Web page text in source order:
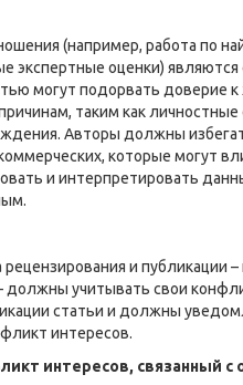
(например, работа по
экспертные оценки)
могут подорвать доверие
таким как
Авторы должны
которые могут
и интерпретировать
рецензирования и
должны учитывать свои
статьи и должны
интересов.
интересов, связанный